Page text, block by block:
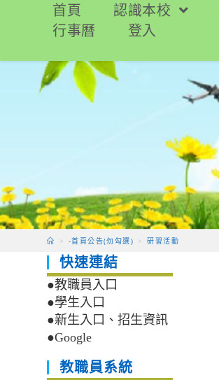
要
首頁 認識本校
行事曆
登入
> -首頁公告(勿勾選) > 研習活動
快速連結
●教職員入口
●學生入口
●新生入口、招生資訊
●Google
教職員系統